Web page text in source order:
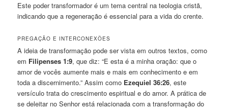
Este poder transformador é um tema central na teologia cristã,
indicando que a regeneração é essencial para a vida do crente.
PREGAÇÃO E INTERCONEXÕES
A ideia de transformação pode ser vista em outros textos, como
em Filipenses 1:9, que diz: “E esta é a minha oração: que o
amor de vocês aumente mais e mais em conhecimento e em
toda a discernimento.” Assim como Ezequiel 36:26, este
versículo trata do crescimento espiritual e do amor. A prática de
se deleitar no Senhor está relacionada com a transformação do